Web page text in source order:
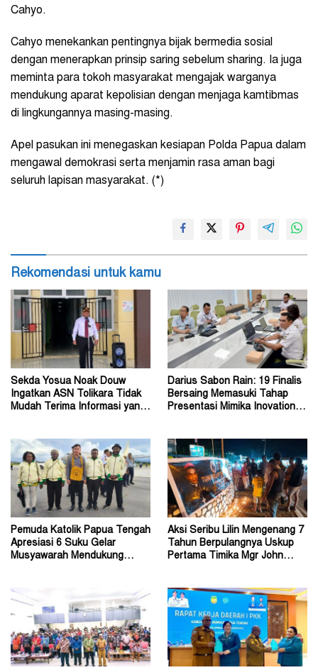
Cahyo.
Cahyo menekankan pentingnya bijak bermedia sosial
dengan menerapkan prinsip saring sebelum sharing. Ia juga
meminta para tokoh masyarakat mengajak warganya
mendukung aparat kepolisian dengan menjaga kamtibmas
di lingkungannya masing-masing.
Apel pasukan ini menegaskan kesiapan Polda Papua dalam
mengawal demokrasi serta menjamin rasa aman bagi
seluruh lapisan masyarakat. (*)
Rekomendasi untuk kamu
Sekda Yosua Noak Douw
Ingatkan ASN Tolikara Tidak
Mudah Terima Informasi yang
Darius Sabon Rain: 19 Finalis
Bersaing Memasuki Tahap
Presentasi Mimika Inovation
Pemuda Katolik Papua Tengah
Apresiasi 6 Suku Gelar
Musyawarah Mendukung
Aksi Seribu Lilin Mengenang 7
Tahun Berpulangnya Uskup
Pertama Timika Mgr John